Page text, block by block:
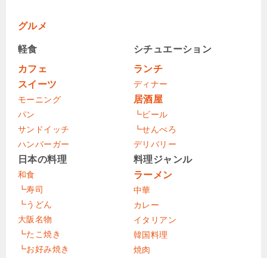
グルメ
軽食
シチュエーション
カフェ
スイーツ
モーニング
パン
サンドイッチ
ハンバーガー
ランチ
ディナー
居酒屋
┗ビール
┗せんべろ
デリバリー
日本の料理 料理ジャンル
和食
┗寿司
┗うどん
大阪名物
┗たこ焼き
┗お好み焼き
ラーメン
中華
カレー
イタリアン
韓国料理
焼肉